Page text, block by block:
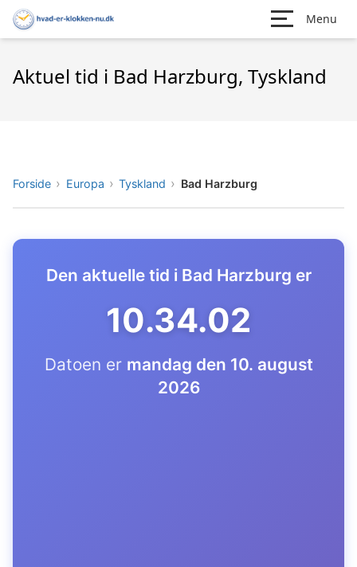
Menu
Aktuel tid i Bad Harzburg, Tyskland
Forside Europa Tyskland Bad Harzburg
Den aktuelle tid i Bad Harzburg er
10.34.03
Datoen er mandag den 10. august
2026